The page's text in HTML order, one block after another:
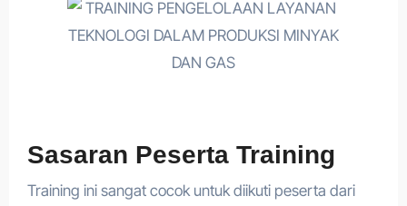
Sasaran Peserta Training
Training ini sangat cocok untuk diikuti peserta dari